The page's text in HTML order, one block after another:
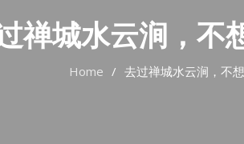
禅城水云涧，不
Home 去过禅城水云涧，不